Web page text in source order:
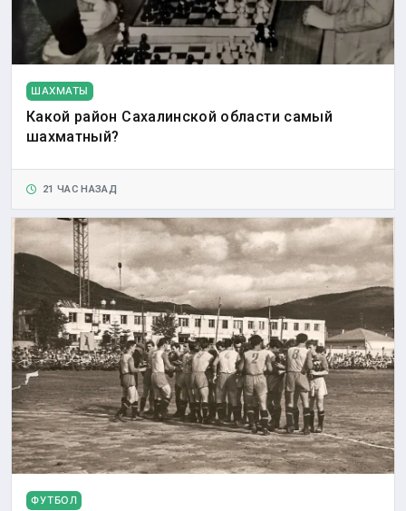
ШАХМАТЫ
Какой район Сахалинской области самый
шахматный?
21 ЧАС НАЗАД
ФУТБОЛ